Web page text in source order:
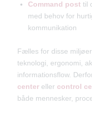
Command post til
med behov for
kommunikation
Fælles for disse
teknologi, ergonomi,
informationsflow.
centereller control
både mennesker,